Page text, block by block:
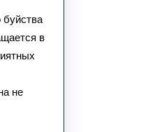
буйства
в
не